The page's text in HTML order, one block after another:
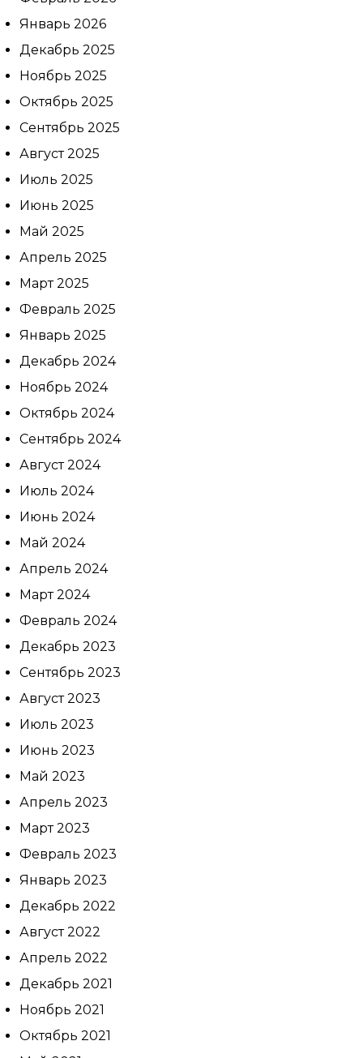
клинику:
Выберите
врача:
время
приёма:
Нажимая кнопку «Записаться на
приём» вы подтверждаете, что
конфиденциальности
Январь 2026
Декабрь 2025
Ноябрь 2025
Октябрь 2025
Сентябрь 2025
Август 2025
Июль 2025
Июнь 2025
Май 2025
Апрель 2025
Март 2025
Февраль 2025
Январь 2025
Декабрь 2024
Ноябрь 2024
Октябрь 2024
Сентябрь 2024
Август 2024
Июль 2024
Июнь 2024
Май 2024
Апрель 2024
Март 2024
Февраль 2024
Декабрь 2023
Сентябрь 2023
Август 2023
Июль 2023
Июнь 2023
Май 2023
Апрель 2023
Март 2023
Февраль 2023
Январь 2023
Декабрь 2022
Август 2022
Апрель 2022
Декабрь 2021
Ноябрь 2021
Октябрь 2021